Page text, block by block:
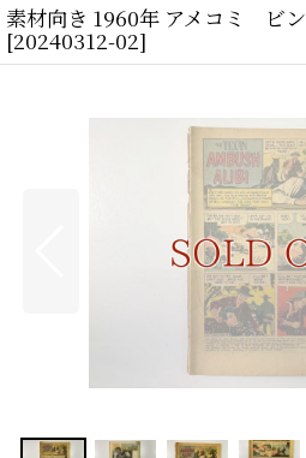
素材向き 1960年 アメコミ ビ
[20240312-02]